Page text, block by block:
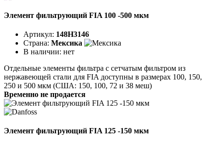
Элемент фильтрующий FIA 100 -500 мкм
Артикул: 148H3146
Страна: Мексика
В наличии: нет
Отдельные элементы фильтра с сетчатым фильтром из
нержавеющей стали для FIA доступны в размерах 100, 150,
250 и 500 мкм (США: 150, 100, 72 и 38 меш)
Временно не продается
Элемент фильтрующий FIA 125 -150 мкм